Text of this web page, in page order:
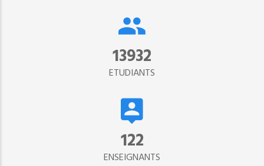
15302
ETUDIANTS
134
ENSEIGNANTS